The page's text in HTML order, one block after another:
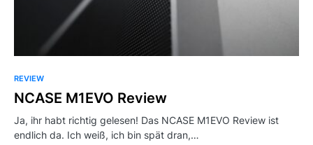
REVIEW
NCASE M1EVO Review
Ja, ihr habt richtig gelesen! Das NCASE M1EVO Review ist
endlich da. Ich weiß, ich bin spät dran,…